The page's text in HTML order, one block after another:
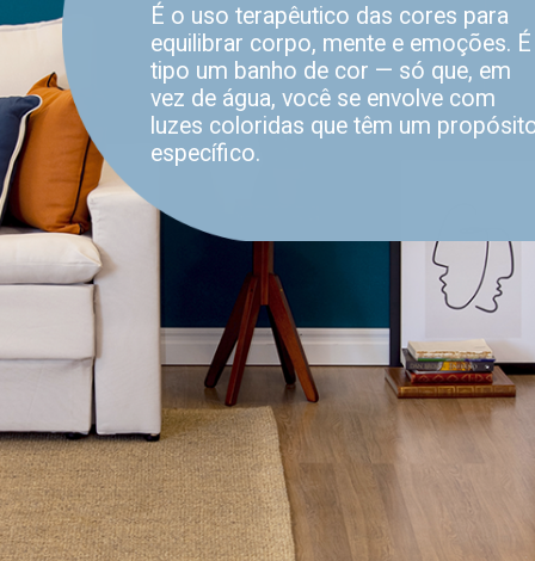
É o uso terapêutico das cores para
equilibrar corpo, mente e emoções. É
tipo um banho de cor — só que, em
vez de água, você se envolve com
luzes coloridas que têm um
específico.